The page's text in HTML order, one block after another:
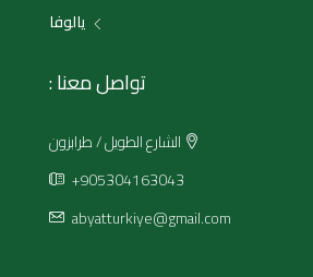
يالوفا
تواصل معنا :
الشارع الطويل / طرابزون
+905304163043
abyatturkiye@gmail.com